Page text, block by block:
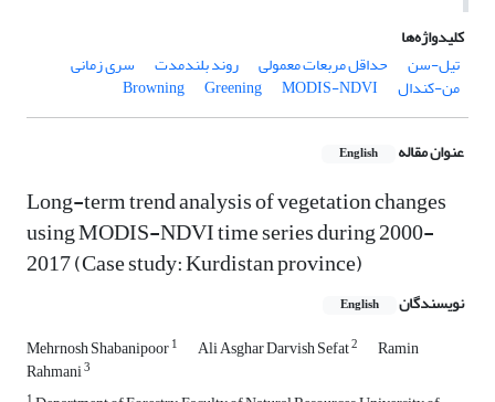
کلیدواژه‌ها
تیل-سن
حداقل مربعات معمولی روند بلندمدت سری زمانی
من-کندال Browning Greening MODIS-NDVI
عنوان مقاله English
Long-term trend analysis of vegetation changes
using MODIS-NDVI time series during 2000-
2017 (Case study: Kurdistan province)
نویسندگان English
Mehrnosh Shabanipoor1 Ali Asghar Darvish Sefat2 Ramin
Rahmani3